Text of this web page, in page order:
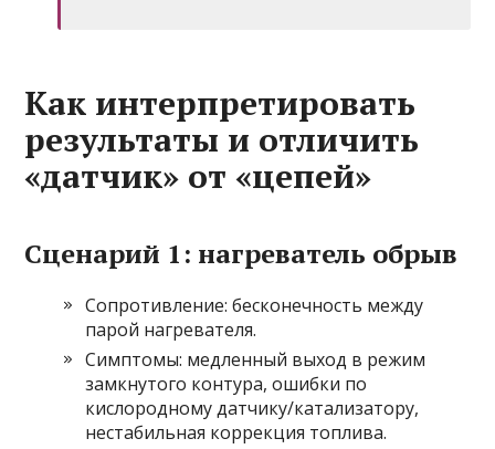
Как интерпретировать
результаты и отличить
«датчик» от «цепей»
Сценарий 1: нагреватель обрыв
Сопротивление: бесконечность между
парой нагревателя.
Симптомы: медленный выход в режим
замкнутого контура, ошибки по
кислородному датчику/катализатору,
нестабильная коррекция топлива.